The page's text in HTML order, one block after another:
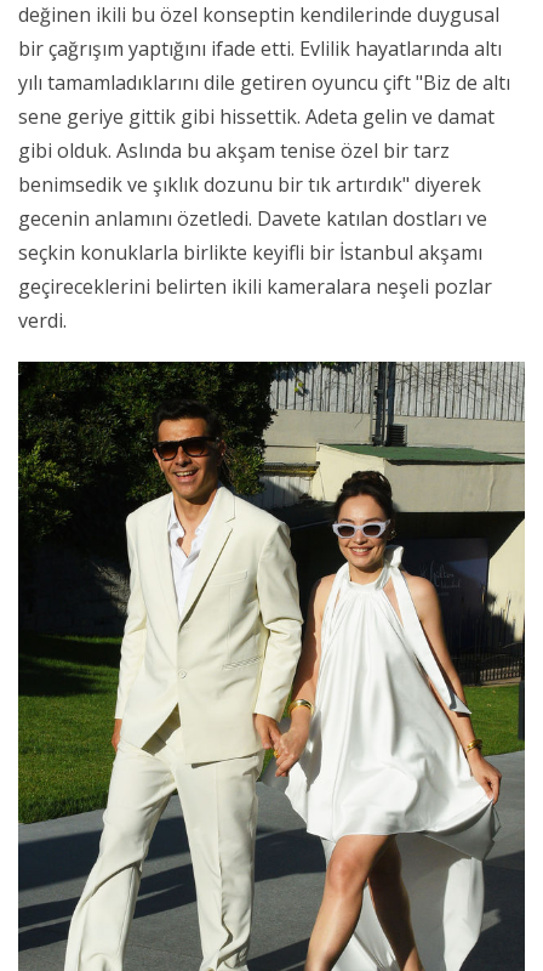
değinen ikili bu özel konseptin kendilerinde duygusal
bir çağrışım yaptığını ifade etti. Evlilik hayatlarında altı
yılı tamamladıklarını dile getiren oyuncu çift "Biz de altı
sene geriye gittik gibi hissettik. Adeta gelin ve damat
gibi olduk. Aslında bu akşam tenise özel bir tarz
benimsedik ve şıklık dozunu bir tık artırdık" diyerek
gecenin anlamını özetledi. Davete katılan dostları ve
seçkin konuklarla birlikte keyifli bir İstanbul akşamı
geçireceklerini belirten ikili kameralara neşeli pozlar
verdi.